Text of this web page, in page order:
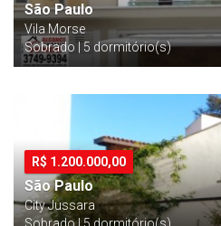
São Paulo
Vila Morse
Sobrado | 5 dormitório(s)
R$ 1.200.000,00
São Paulo
City Jussara